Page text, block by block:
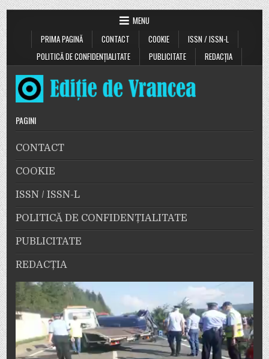
MENU
PRIMA PAGINĂ
CONTACT COOKIE
ISSN / ISSN-L
POLITICĂ DE CONFIDENȚIALITATE
PUBLICITATE REDACȚIA
PAGINI
CONTACT
COOKIE
ISSN / ISSN-L
POLITICĂ DE CONFIDENȚIALITATE
PUBLICITATE
REDACȚIA